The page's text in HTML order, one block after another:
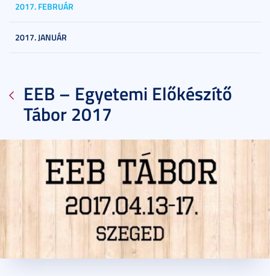
2017. FEBRUÁR
2017. JANUÁR
EEB – Egyetemi Előkészítő
Tábor 2017